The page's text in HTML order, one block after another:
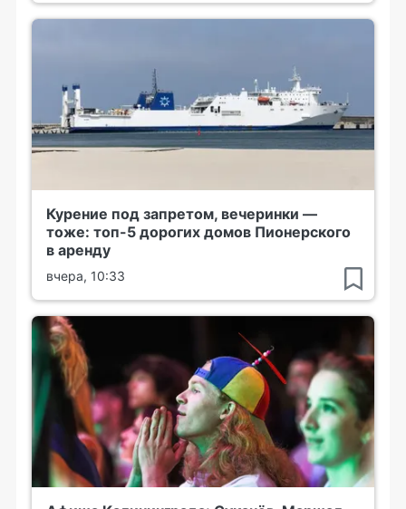
Курение под запретом, вечеринки —
тоже: топ-5 дорогих домов Пионерского
в аренду
вчера, 10:33